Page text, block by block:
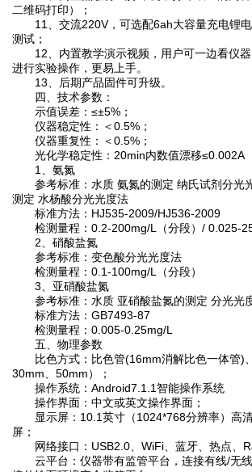
二维码打印）；
11、交流220V，可选配6ah大容量充电锂电
测试；
12、内置教学演示视频，用户可一边看仪器
进行实验操作，更易上手。
13、后期产品固件可升级。
四、技术参数：
示值误差：≤±5%；
仪器稳定性：＜0.5%；
仪器重复性：＜0.5%；
光化学稳定性：20min内数值漂移≤0.002A（
1、氨氮
参考标准：水质 氨氮的测定 纳氏试剂分光
测定 水杨酸分光光度法
标准方法：HJ535-2009/HJ536-2009
检测量程：0.2-200mg/L（分段）/ 0.025-
2、硝酸盐氮
参考标准：变色酸分光光度法
检测量程：0.1-100mg/L（分段）
3、亚硝酸盐氮
参考标准：水质 亚硝酸盐氮的测定 分光光
标准方法：GB7493-87
检测量程：0.005-0.25mg/L
五、物理参数
比色方式：比色管(16mm消解比色一体管)、
30mm、50mm）；
操作系统：Android7.1.1智能操作系统
操作界面：中文或英文操作界面；
显示屏：10.1英寸（1024*768分辨率）高
屏；
网络接口：USB2.0、WiFi、蓝牙、热点、
云平台：仪器带有监管平台，连接有线/无线